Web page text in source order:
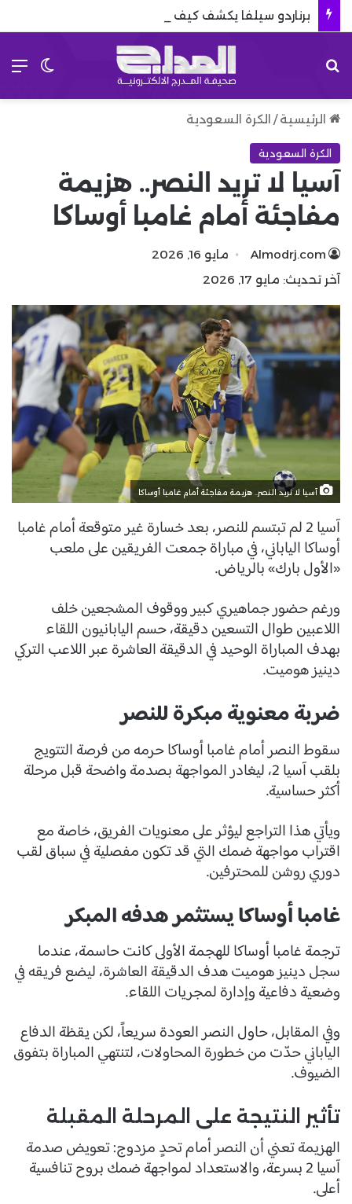
برناردو سيلفا يكشف كيف سيخدم مشروع ريال مدريد
الرئيسية / الكرة السعودية
الكرة السعودية
آسيا لا تريد النصر.. هزيمة
مفاجئة أمام غامبا أوساكا
Almodrj.com
مايو 16, 2026
آخر تحديث: مايو 17, 2026
آسيا لا تريد النصر.. هزيمة مفاجئة أمام غامبا أوساكا
آسيا 2 لم تبتسم للنصر، بعد خسارة غير متوقعة أمام غامبا
أوساكا الياباني، في مباراة جمعت الفريقين على ملعب
«الأول بارك» بالرياض.
ورغم حضور جماهيري كبير ووقوف المشجعين خلف
اللاعبين طوال التسعين دقيقة، حسم اليابانيون اللقاء
بهدف المباراة الوحيد في الدقيقة العاشرة عبر اللاعب التركي
دينيز هوميت.
ضربة معنوية مبكرة للنصر
سقوط النصر أمام غامبا أوساكا حرمه من فرصة التتويج
بلقب آسيا 2، ليغادر المواجهة بصدمة واضحة قبل مرحلة
أكثر حساسية.
ويأتي هذا التراجع ليؤثر على معنويات الفريق، خاصة مع
اقتراب مواجهة ضمك التي قد تكون مفصلية في سباق لقب
دوري روشن للمحترفين.
غامبا أوساكا يستثمر هدفه المبكر
ترجمة غامبا أوساكا للهجمة الأولى كانت حاسمة، عندما
سجل دينيز هوميت هدف الدقيقة العاشرة، ليضع فريقه في
وضعية دفاعية وإدارة لمجريات اللقاء.
وفي المقابل، حاول النصر العودة سريعاً، لكن يقظة الدفاع
الياباني حدّت من خطورة المحاولات، لتنتهي المباراة بتفوق
الضيوف.
تأثير النتيجة على المرحلة المقبلة
الهزيمة تعني أن النصر أمام تحدٍ مزدوج: تعويض صدمة
آسيا 2 بسرعة، والاستعداد لمواجهة ضمك بروح تنافسية
أعلى.